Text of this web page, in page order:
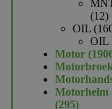
1212
OIL
OIL
Motor
Motorhelm
295295